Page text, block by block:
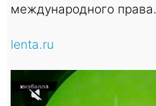
международного права.
lenta.ru